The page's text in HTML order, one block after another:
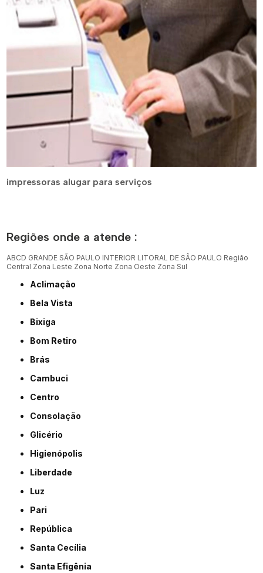
impressoras alugar para serviços
Regiões onde a atende :
ABCD GRANDE SÃO PAULO INTERIOR LITORAL DE SÃO PAULO Região
Central Zona Leste Zona Norte Zona Oeste Zona Sul
Aclimação
Bela Vista
Bixiga
Bom Retiro
Brás
Cambuci
Centro
Consolação
Glicério
Higienópolis
Liberdade
Luz
Pari
República
Santa Cecília
Santa Efigênia